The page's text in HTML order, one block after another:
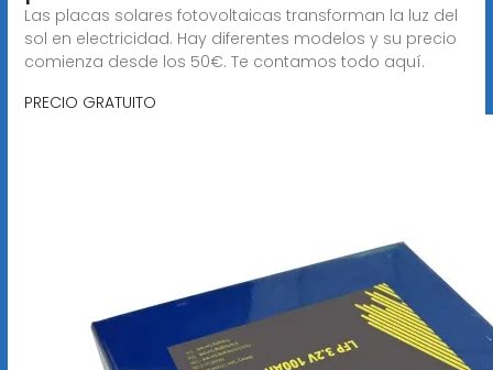
Las placas solares fotovoltaicas transforman la luz del
sol en electricidad. Hay diferentes modelos y su precio
comienza desde los 50€. Te contamos todo aquí.
PRECIO GRATUITO